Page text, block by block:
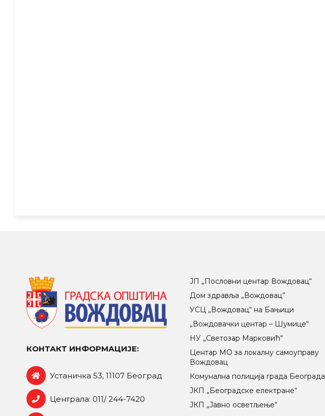
КОНТАКТ ИНФОРМАЦИЈЕ:
Устаничка 53, 11107 Београд
Централа: 011/ 244-7420
ЈП „Пословни центар Вождовац“
Дом здравља „Вождовац”
УСЦ „Вождовац“ на Бањици
„Вождовачки центар – Шумице“
НУ „Светозар Марковић“
Центар МO за локалну самоуправу
Вождовац
Комунална полиција града Београда
ЈКП „Београдске електране“
ЈКП „Јавно осветљење“